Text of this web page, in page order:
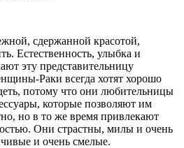
сдержанной красотой,
Естественность, улыбка и
эту представительницу
Раки всегда хотят хорошо
потому что они любительницы
которые позволяют им
но в то же время привлекают
Они страстны, милы и очень
и очень смелые.